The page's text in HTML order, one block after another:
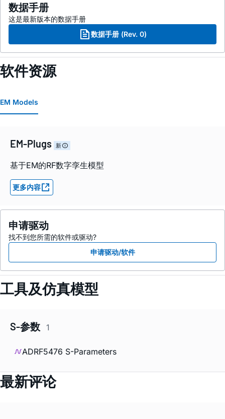
数据手册
这是最新版本的数据手册
数据手册 (Rev. 0)
软件资源
EM Models
EM-Plugs 新
基于EM的RF数字孪生模型
更多内容
申请驱动
找不到您所需的软件或驱动?
申请驱动/软件
工具及仿真模型
S-参数 1
ADRF5476 S-Parameters
最新评论